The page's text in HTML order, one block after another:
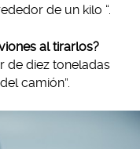
de un kilo “.
al tirarlos?
de diez toneladas
camión”.